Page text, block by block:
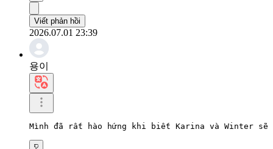
Viết phản hồi
2026.07.01 23:39
용이
Mình đã rất hào hứng khi biết Karina và Winter sẽ